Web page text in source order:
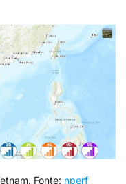
Fonte: nperf